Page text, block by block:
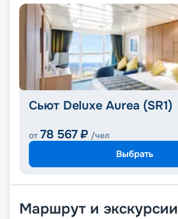
Сьют Deluxe Aurea (SR1)
от 78 567 ₽ /чел
Выбрать
Маршрут и экскурсии